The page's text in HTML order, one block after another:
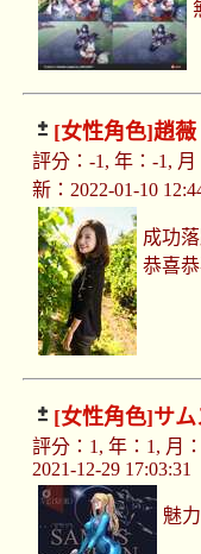
[女性角色]趙薇
評分：-1, 年：-1,
新：2022-01-10
成功
恭喜
[女性角色]サ
評分：1, 年：1, 月
2021-12-29 17:03:31
魅